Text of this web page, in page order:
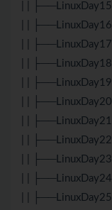
| | ├──LinuxDay15
| | ├──LinuxDay16
| | ├──LinuxDay17
| | ├──LinuxDay18
| | ├──LinuxDay19
| | ├──LinuxDay20
| | ├──LinuxDay21
| | ├──LinuxDay22
| | ├──LinuxDay23
| | ├──LinuxDay24
| | ├──LinuxDay25